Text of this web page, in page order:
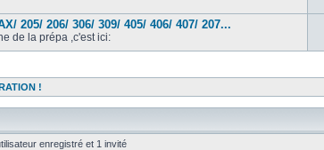
205/ 206/ 306/ 309/ 405/ 406/ 407/ 207...
de la prépa ,c'est ici:
!
enregistré et 1 invité